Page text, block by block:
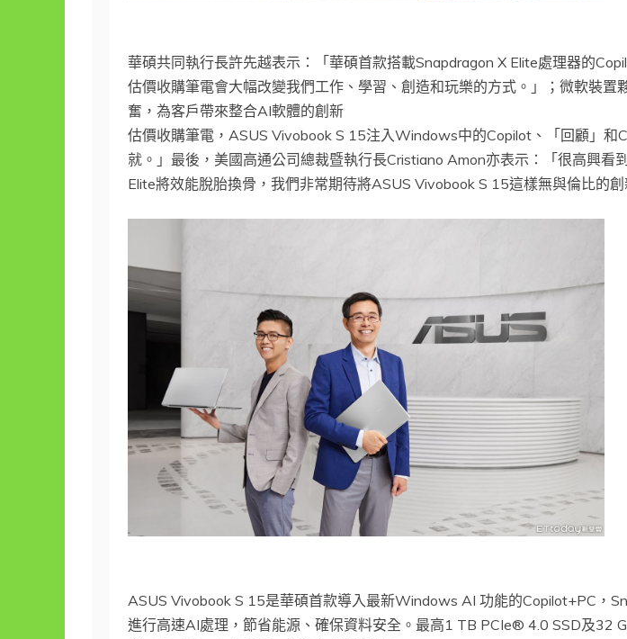
華碩共同執行長許先越表示：「華碩首款搭載Snapdragon X Elite處理器的
估價收購筆電會大幅改變我們工作、學習、創造和玩樂的方式。」；微軟裝
奮，為客戶帶來整合AI軟體的創新
估價收購筆電，ASUS Vivobook S 15注入Windows中的Copilot、「回顧」
就。」最後，美國高通公司總裁暨執行長Cristiano Amon亦表示：「很高興
Elite將效能脫胎換骨，我們非常期待將ASUS Vivobook S 15這樣無與倫比的創
ASUS Vivobook S 15是華碩首款導入最新Windows AI 功能的Copilot+PC
進行高速AI處理，節省能源、確保資料安全。最高1 TB PCIe® 4.0 SSD及32